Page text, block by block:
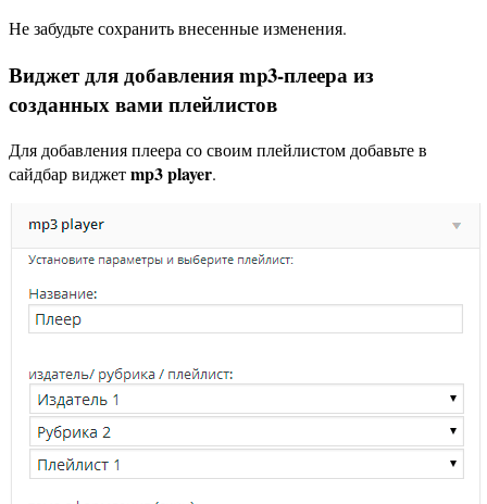
Не забудьте сохранить внесенные изменения.
Виджет для добавления mp3-плеера из
созданных вами плейлистов
Для добавления плеера со своим плейлистом добавьте в
сайдбар виджетmp3 player.